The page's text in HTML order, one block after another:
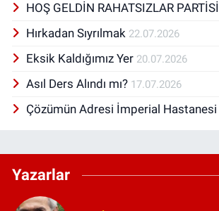
HOŞ GELDİN RAHATSIZLAR PARTİSİ
Hırkadan Sıyrılmak 22.07.2026
Eksik Kaldığımız Yer 20.07.2026
Asıl Ders Alındı mı? 17.07.2026
Çözümün Adresi İmperial Hastanesi
Yazarlar